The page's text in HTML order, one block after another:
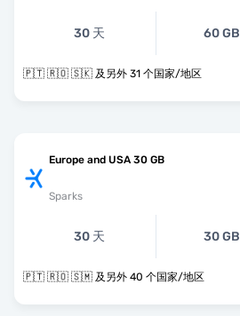
30 天 60 GB
🇵🇹 🇷🇴 🇸🇰 及另外 31 个国家/地区
Europe and USA 30 GB
Sparks
30 天 30 GB
🇵🇹 🇷🇴 🇸🇲 及另外 40 个国家/地区